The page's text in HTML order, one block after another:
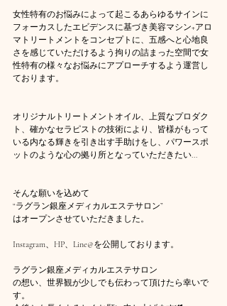
女性特有のお悩みによって起こるあらゆるサインに
フォーカスしたエビデンスに基づき美容マシン+アロ
マトリートメントをコンセプトに、五感へと心地良
さを感じていただけるよう拘りの詰まった空間で女
性特有の様々なお悩みにアプローチするよう運営し
ております。
オリジナルトリートメントオイル、上質なプロダク
ト、確かなセラピストの技術により、皆様がもって
いる内なる輝きを引き出す手助けをし、パワースポ
ットのような心の拠り所となっていただきたい...
そんな願いを込めて
“ラグラン銀座メディカルエステサロン”
はオープンさせていただきました。
Instagram、HP、Line@を公開しております。
ラグラン銀座メディカルエステサロン
の想い、世界観が少しでも伝わって頂けたら幸いで
す。